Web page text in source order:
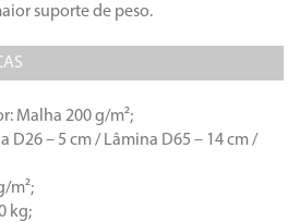
suporte de peso.
Malha 200 g/m²;
D26 – 5 cm / Lâmina D65 – 14 cm /
m²;
kg;